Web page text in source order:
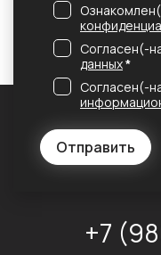
Отправить
Согласен(-
данных*
Согласен(-
+7